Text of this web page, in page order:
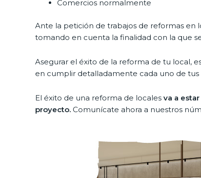
Comercios normalmente
Ante la petición de trabajos de reformas en
tomando en cuenta la finalidad con la que
Asegurar el éxito de la reforma de tu local,
en cumplir detalladamente cada uno de
El éxito de una reforma de locales va a
proyecto. Comunícate ahora a nuestros